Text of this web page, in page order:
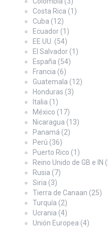
Costa Rica (1)
Cuba (12)
Ecuador (1)
EE.UU. (54)
El Salvador (1)
España (54)
Francia (6)
Guatemala (12)
Honduras (3)
Italia (1)
México (17)
Nicaragua (13)
Panamá (2)
Perú (36)
Puerto Rico (1)
Reino Unido de GB e IN
Rusia (7)
Siria (3)
Tierra de Canaan (25)
Turquía (2)
Ucrania (4)
Unión Europea (4)